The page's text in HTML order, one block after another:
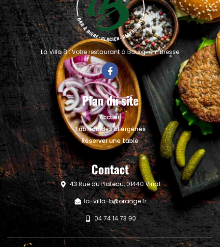
La Villa B : Votre restaurant à Bourg-en-Bresse
Plan du site
Accueil
Tableau des allergènes
Réserver une table
Contact
43 Rue du Plateau, 01440 Viriat
la-villa-b@orange.fr
04 74 14 73 90